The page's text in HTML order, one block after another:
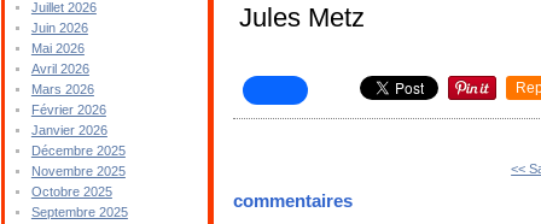
Juillet 2026
Juin 2026
Mai 2026
Avril 2026
Mars 2026
Février 2026
Janvier 2026
Décembre 2025
Novembre 2025
Octobre 2025
Septembre 2025
Jules Metz
<<
commentaires